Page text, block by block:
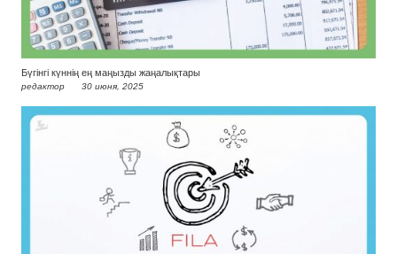
Бүгінгі күннің ең маңызды жаңалықтары
редактор 30 июня, 2025